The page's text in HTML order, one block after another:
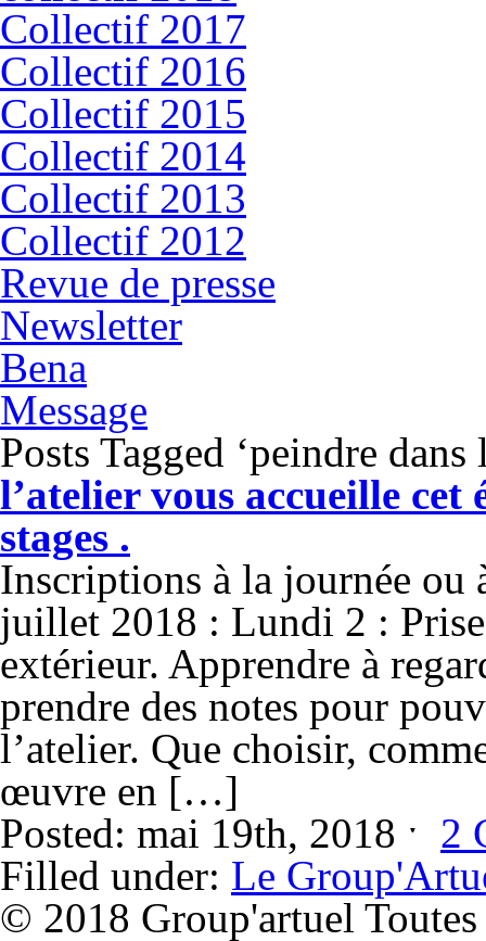
Collectif 2017
Collectif 2016
Collectif 2015
Collectif 2014
Collectif 2013
Collectif 2012
Revue de presse
Newsletter
Bena
Message
Posts Tagged ‘peindre
l’atelier vous accueille
stages .
Inscriptions à la journée ou
juillet 2018 : Lundi 2 :
extérieur. Apprendre à
prendre des notes pour
l’atelier. Que choisir,
œuvre en […]
Posted: mai 19th, 2018 ˑ 2
Filled under: Le
© 2018 Group'artuel